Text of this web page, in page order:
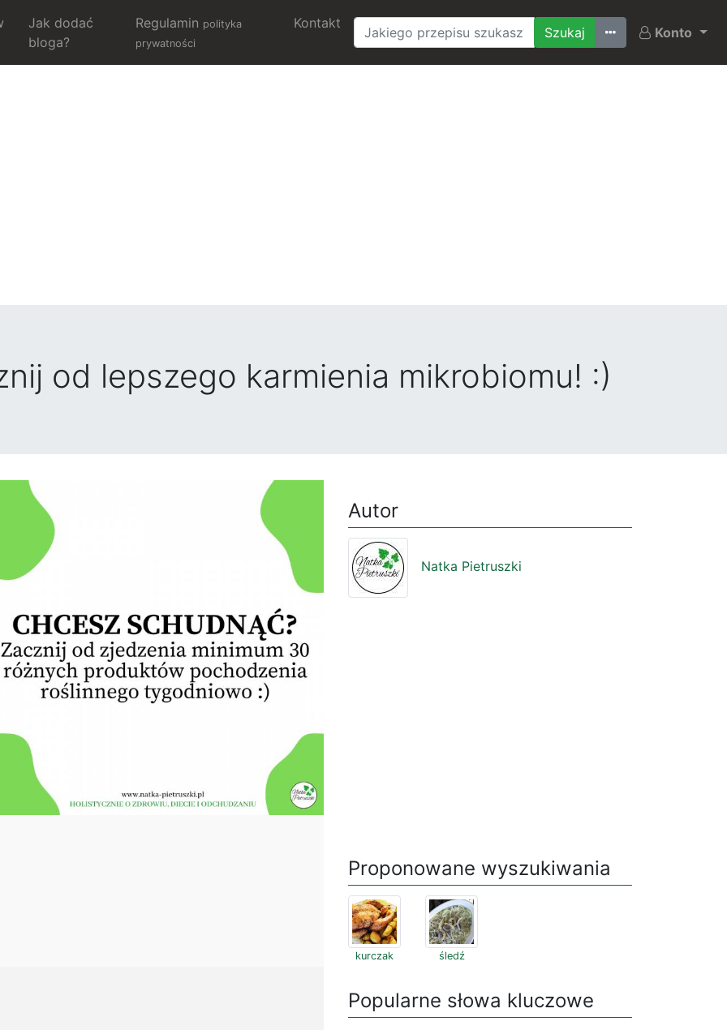
Jak dodać
bloga?
Regulamin polityka
prywatności
Kontakt
Ostatnio szukane
Konto
od lepszego karmienia mikrobiomu! :)
Autor
Natka Pietruszki
Proponowane wyszukiwania
kurczak śledź
Popularne słowa kluczowe